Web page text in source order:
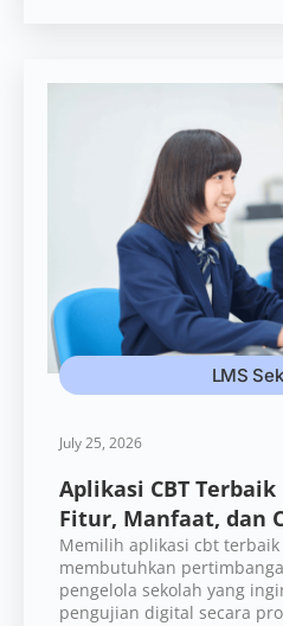
LMS
July 25, 2026
Aplikasi CBT
Fitur, Manfaat, dan
Memilih aplikasi cbt
membutuhkan
pengelola sekolah yang
pengujian digital secara